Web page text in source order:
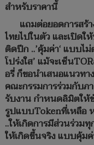
สำหรับราคานี้
แถมต่อยอดการสร้
ไทยไปในตัว และเปิดใ
ติดปีก ..’คุ้มค่า‘ แบบไ
โปร่งใส’ แม้จะเซ็น
อรี่ ก็ขอนำเสนอแนวทา
คณะกรรมการร่วมกับ
รับงาน กำหนดลิมิตใ
รูปแบบTokenที่เหลือ
..ให้เกิดการมีส่วนร่ว
ให้เกิดขึ้นจริง แบบคุ้ม